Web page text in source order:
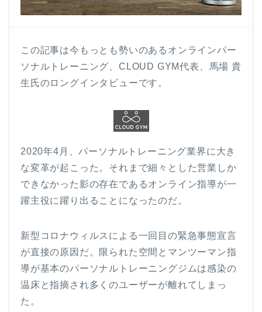
この記事は今もっとも勢いのあるオンラインパー
ソナルトレーニング、CLOUD GYM代表、馬場 貴
生氏のロングインタビューです。
2020年4月、パーソナルトレーニング業界に大き
な変革が起こった。それまで細々とした営業しか
できなかった影の存在であるオンライン指導が一
躍主役に躍り出ることになったのだ。
新型コロナウィルスによる一回目の緊急事態宣言
が直接の原因だ。限られた空間とマンツーマン指
導が基本のパーソナルトレーニングジムは感染の
温床と指摘され多くのユーザーが離れてしまっ
た。